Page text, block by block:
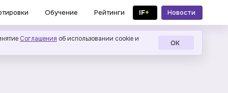
Обучение Рейтинги IF+
Новости
в MAX
Соглашения об использовании cookie и ОК